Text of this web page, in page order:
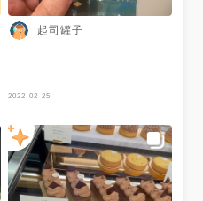
起司罐子
2022-02-25